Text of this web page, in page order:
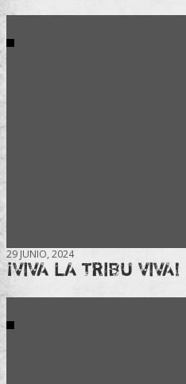
29 JUNIO, 2024
¡VIVA LA TRIBU VIVA!